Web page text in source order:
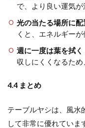
で、より良い運気が
光の当たる場所に配
くと、エネルギーが
週に一度は葉を拭く
収しにくくなるため
4.4 まとめ
テーブルヤシは、風水
して非常に優れてい